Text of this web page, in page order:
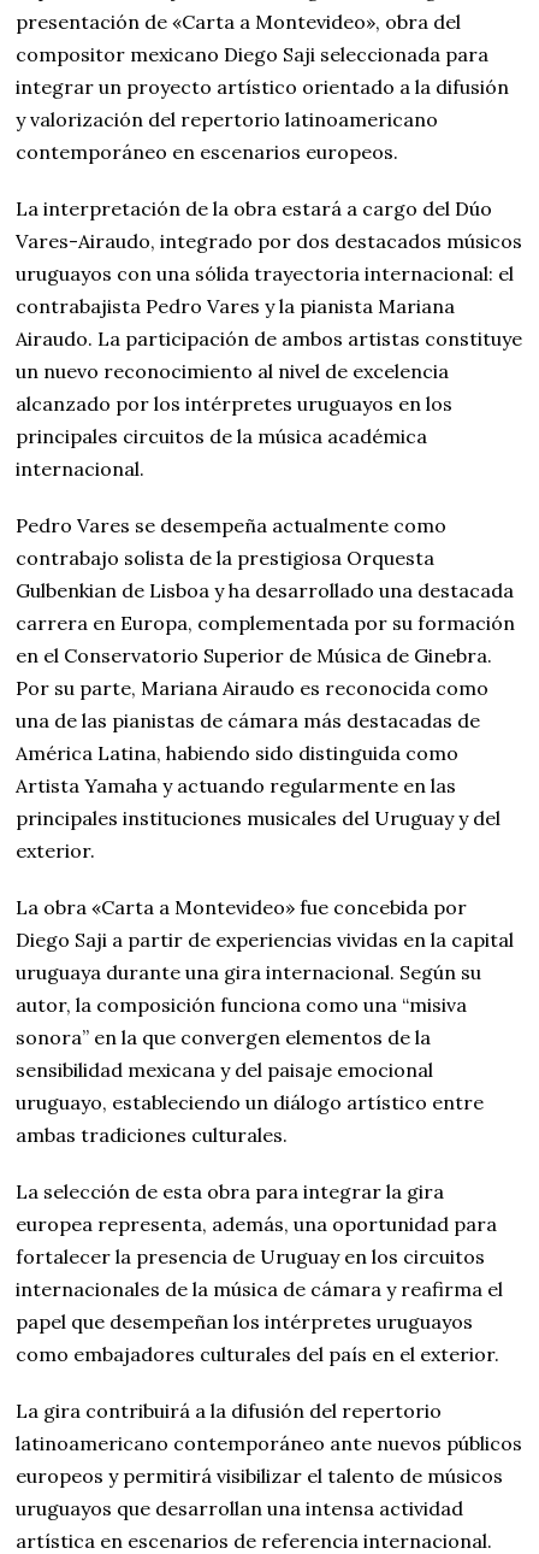
presentación de «Carta a Montevideo», obra del
compositor mexicano Diego Saji seleccionada para
integrar un proyecto artístico orientado a la difusión
y valorización del repertorio latinoamericano
contemporáneo en escenarios europeos.
La interpretación de la obra estará a cargo del Dúo
Vares-Airaudo, integrado por dos destacados músicos
uruguayos con una sólida trayectoria internacional: el
contrabajista Pedro Vares y la pianista Mariana
Airaudo. La participación de ambos artistas constituye
un nuevo reconocimiento al nivel de excelencia
alcanzado por los intérpretes uruguayos en los
principales circuitos de la música académica
internacional.
Pedro Vares se desempeña actualmente como
contrabajo solista de la prestigiosa Orquesta
Gulbenkian de Lisboa y ha desarrollado una destacada
carrera en Europa, complementada por su formación
en el Conservatorio Superior de Música de Ginebra.
Por su parte, Mariana Airaudo es reconocida como
una de las pianistas de cámara más destacadas de
América Latina, habiendo sido distinguida como
Artista Yamaha y actuando regularmente en las
principales instituciones musicales del Uruguay y del
exterior.
La obra «Carta a Montevideo» fue concebida por
Diego Saji a partir de experiencias vividas en la capital
uruguaya durante una gira internacional. Según su
autor, la composición funciona como una “misiva
sonora” en la que convergen elementos de la
sensibilidad mexicana y del paisaje emocional
uruguayo, estableciendo un diálogo artístico entre
ambas tradiciones culturales.
La selección de esta obra para integrar la gira
europea representa, además, una oportunidad para
fortalecer la presencia de Uruguay en los circuitos
internacionales de la música de cámara y reafirma el
papel que desempeñan los intérpretes uruguayos
como embajadores culturales del país en el exterior.
La gira contribuirá a la difusión del repertorio
latinoamericano contemporáneo ante nuevos públicos
europeos y permitirá visibilizar el talento de músicos
uruguayos que desarrollan una intensa actividad
artística en escenarios de referencia internacional.